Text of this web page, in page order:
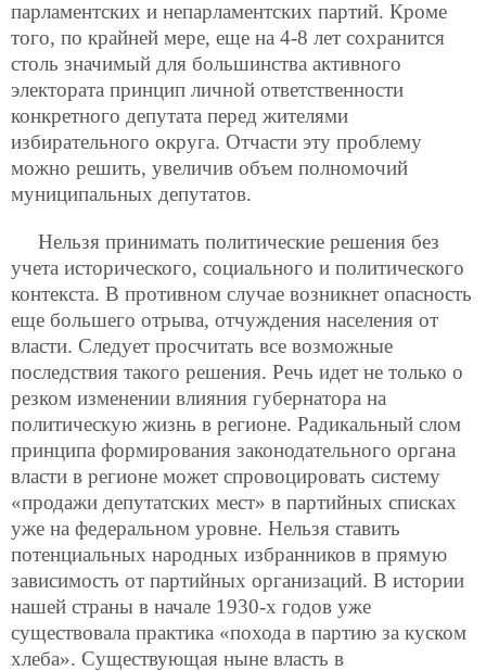
парламентских и непарламентских партий. Кроме
того, по крайней мере, еще на 4-8 лет сохранится
столь значимый для большинства активного
электората принцип личной ответственности
конкретного депутата перед жителями
избирательного округа. Отчасти эту проблему
можно решить, увеличив объем полномочий
муниципальных депутатов.
Нельзя принимать политические решения без
учета исторического, социального и политического
контекста. В противном случае возникнет опасность
еще большего отрыва, отчуждения населения от
власти. Следует просчитать все возможные
последствия такого решения. Речь идет не только о
резком изменении влияния губернатора на
политическую жизнь в регионе. Радикальный слом
принципа формирования законодательного органа
власти в регионе может спровоцировать систему
«продажи депутатских мест» в партийных списках
уже на федеральном уровне. Нельзя ставить
потенциальных народных избранников в прямую
зависимость от партийных организаций. В истории
нашей страны в начале 1930-х годов уже
существовала практика «похода в партию за куском
хлеба». Существующая ныне власть в